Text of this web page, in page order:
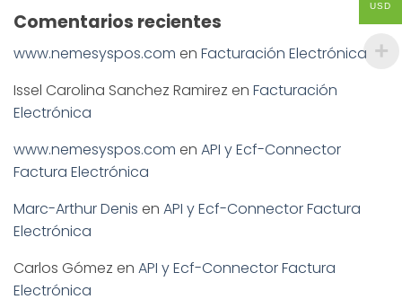
Comentarios recientes
www.nemesyspos.com en Facturación Electrónica
Issel Carolina Sanchez Ramirez en Facturación
Electrónica
www.nemesyspos.com en API y Ecf-Connector
Factura Electrónica
Marc-Arthur Denis en API y Ecf-Connector Factura
Electrónica
Carlos Gómez en API y Ecf-Connector Factura
Electrónica
USD